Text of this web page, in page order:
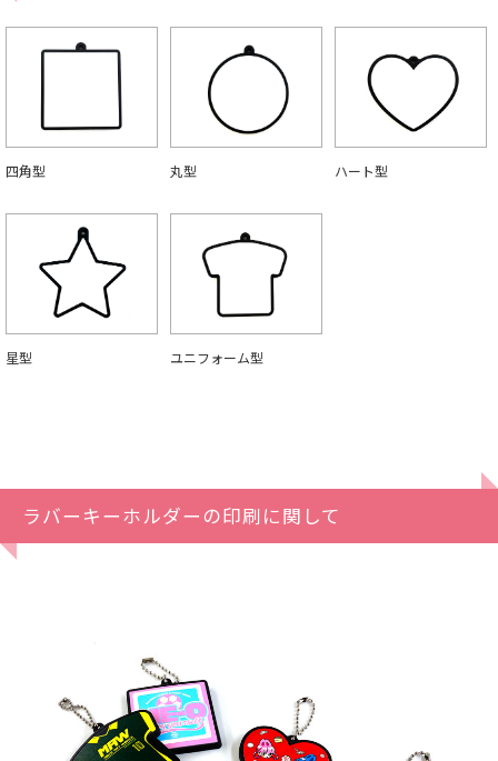
四角型 丸型 ハート型
星型 ユニフォーム型
ラバーキーホルダーの印刷に関して